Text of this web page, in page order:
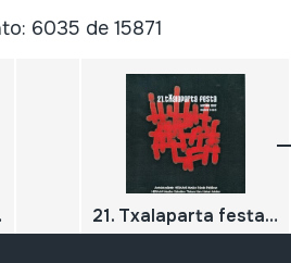
6035 de 15871
21. Txalaparta festa. Hernani, 2007 Maiatzak 17-18-19